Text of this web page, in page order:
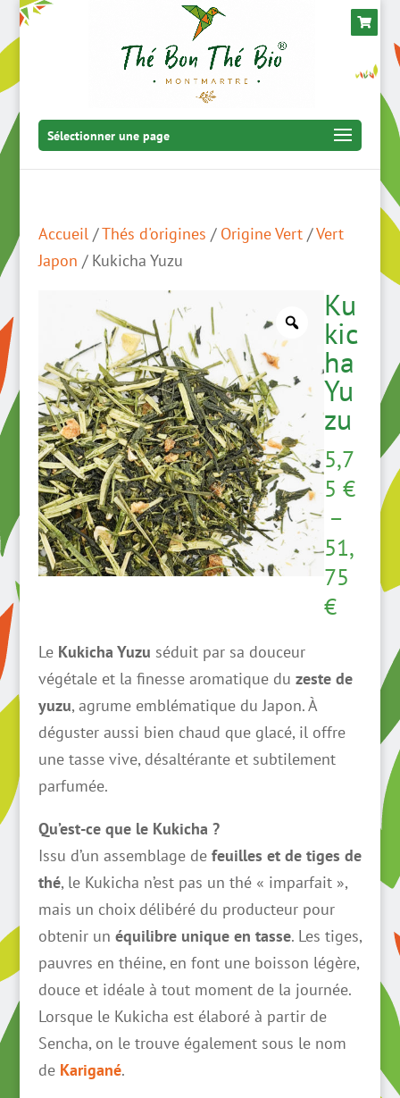
Sélectionner une page
Accueil/Thés d'origines / Origine Vert/Vert
Japon / Kukicha Yuzu
Ku
kic
ha
Yu
zu
5,7
5 €
–
51,
75
€Plage
5,75 €
51,75
Le Kukicha Yuzu séduit par sa douceur
végétale et la finesse aromatique du zeste de
yuzu, agrume emblématique du Japon. À
déguster aussi bien chaud que glacé, il offre
une tasse vive, désaltérante et subtilement
parfumée.
Qu’est-ce que le Kukicha ?
Issu d’un assemblage de feuilles et de tiges de
thé, le Kukicha n’est pas un thé « imparfait »,
mais un choix délibéré du producteur pour
obtenir un équilibre unique en tasse. Les tiges,
pauvres en théine, en font une boisson légère,
douce et idéale à tout moment de la journée.
Lorsque le Kukicha est élaboré à partir de
Sencha, on le trouve également sous le nom
de Karigané.